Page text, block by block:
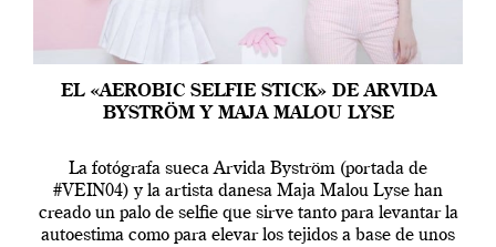
EL «AEROBIC SELFIE STICK» DE ARVIDA
BYSTRÖM Y MAJA MALOU LYSE
La fotógrafa sueca Arvida Byström (portada de
#VEIN04) y la artista danesa Maja Malou Lyse han
creado un palo de selfie que sirve tanto para levantar la
autoestima como para elevar los tejidos a base de unos